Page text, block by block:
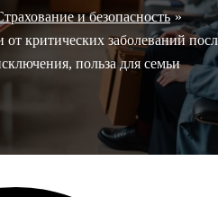
и безопасность
критических заболеваний
польза для семьи